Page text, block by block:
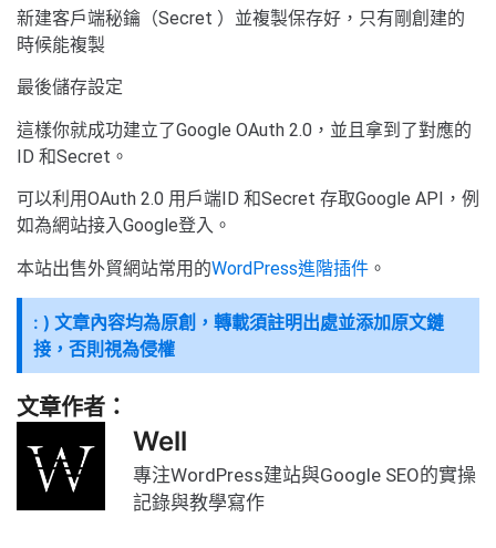
新建客戶端秘鑰（Secret ）並複製保存好，只有剛創建的
時候能複製
最後儲存設定
這樣你就成功建立了Google OAuth 2.0，並且拿到了對應的
ID 和Secret。
可以利用OAuth 2.0 用戶端ID 和Secret 存取Google API，例
如為網站接入Google登入。
本站出售外貿網站常用的WordPress進階插件 。
: ) 文章內容均為原創，轉載須註明出處並添加原文鏈
接，否則視為侵權
文章作者：
Well
專注WordPress建站與Google SEO的實操
記錄與教學寫作